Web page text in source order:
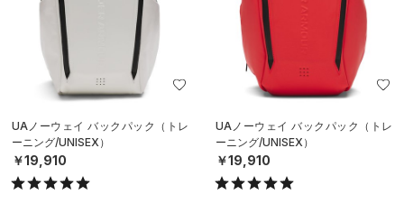
UAノーウェイ バックパック（トレ
ーニング/UNISEX）
￥19,910
UAノーウェイ バックパック（トレ
ーニング/UNISEX）
￥19,910